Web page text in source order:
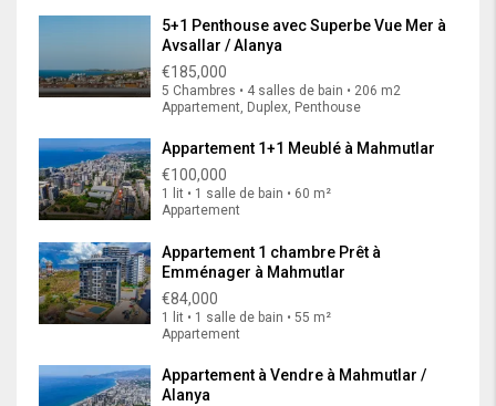
5+1 Penthouse avec Superbe Vue Mer à
Avsallar / Alanya
€185,000
5 Chambres • 4 salles de bain • 206 m2
Appartement, Duplex, Penthouse
Appartement 1+1 Meublé à Mahmutlar
€100,000
1 lit • 1 salle de bain • 60 m²
Appartement
Appartement 1 chambre Prêt à
Emménager à Mahmutlar
€84,000
1 lit • 1 salle de bain • 55 m²
Appartement
Appartement à Vendre à Mahmutlar /
Alanya